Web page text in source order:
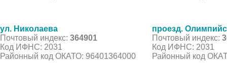
ул. Николаева
Почтовый индекс: 364901
Код ИФНС: 2031
Районный код ОКАТО: 96401364000
проезд.
Почтовый индекс:
Код ИФНС: 2031
Районный код